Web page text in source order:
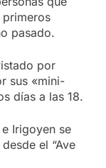
pasado.
por
sus «mini-
días a las 18.
Irigoyen se
el “Ave